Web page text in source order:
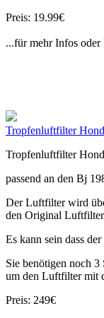
Preis: 19.99€
...für mehr Infos
Tropfenluftfilter
Tropfenluftfilter
passend an den Bj
Der Luftfilter wird
den Original
Es kann sein dass
Sie benötigen noch
um den Luftfilter mit
Preis: 249€